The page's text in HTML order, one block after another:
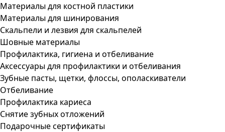
Материалы для костной пластики
Материалы для шинирования
Скальпели и лезвия для скальпелей
Шовные материалы
Профилактика, гигиена и отбеливание
Аксессуары для профилактики и отбеливания
Зубные пасты, щетки, флоссы, ополаскиватели
Отбеливание
Профилактика кариеса
Снятие зубных отложений
Подарочные сертификаты